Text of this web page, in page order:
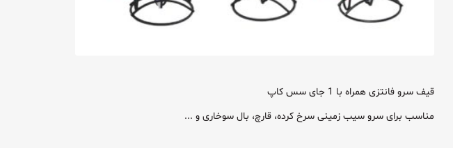
قیف سرو فانتزی همراه با 1 جای سس کاپ
مناسب برای سرو سیب زمینی سرخ کرده، قارچ، بال سوخاری و ...